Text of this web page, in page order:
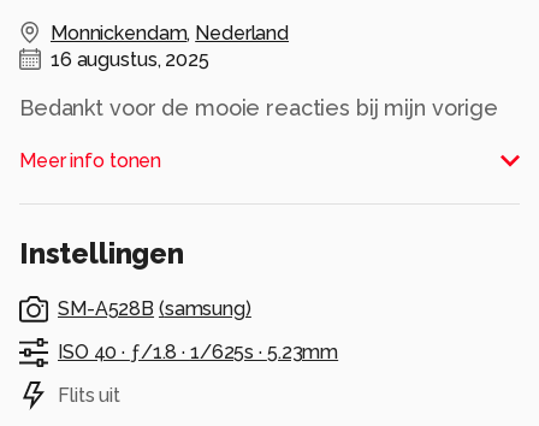
Monnickendam, Nederland
16 augustus, 2025
Bedankt voor de mooie reacties bij mijn vorige
Meer info tonen
Instellingen
SM-A528B (samsung)
ISO 40 · ƒ/1.8 · 1/625s · 5.23mm
Flits uit